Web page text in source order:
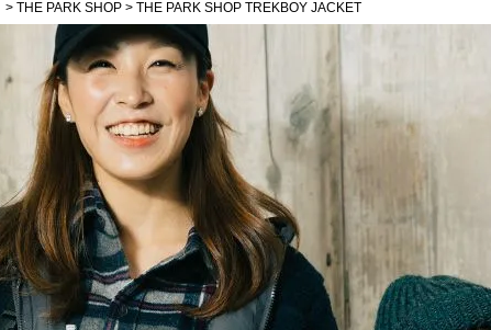
THE PARK SHOP THE PARK SHOP TREKBOY JACKET